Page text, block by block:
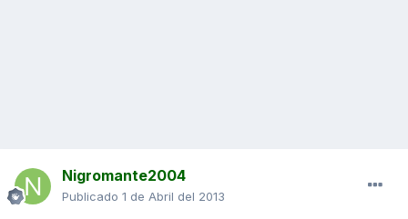
Nigromante2004
Publicado 1 de Abril del 2013